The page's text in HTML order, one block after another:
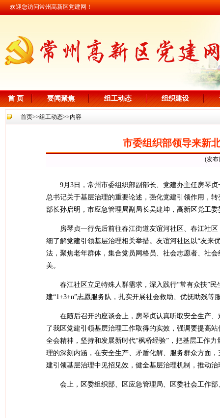
欢迎您访问常州高新区党建网！
首 页 要闻聚焦 组工动态 组织建设
首页>>组工动态>>内容
市委组织部领导来新
(发布
9月3日，常州市委组织部副部长、党建办主任房琴
总书记关于基层治理的重要论述，强化党建引领作用，
部长孙启明，市应急管理局副局长吴建坤，高新区党工
房琴贞一行先后前往春江街道友谊河社区、春江社
细了解党建引领基层治理相关举措。友谊河社区以“友来
法，聚焦老年群体，集合党员网格员、社会志愿者、社
美。
春江社区立足特殊人群需求，深入践行“常有众扶”
建“1+3+n”志愿服务队，扎实开展社会救助、优抚助残
在随后召开的座谈会上，房琴贞认真听取安全生产
了我区党建引领基层治理工作取得的实效，强调要提高
全会精神，坚持和发展新时代“枫桥经验”，把基层工作
理的深刻内涵，在安全生产、矛盾化解、服务群众方面
建引领基层治理中见招见效，健全基层治理机制，推动
会上，区委组织部、区应急管理局、区委社会工作